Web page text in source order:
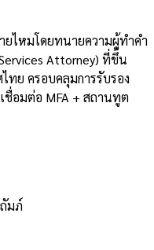
ยไหมโดยทนายความผู้ทำคำ
Attorney) ที่ขึ้น
ทย ครอบคลุมการรับรอง
ชื่อมต่อ MFA + สถานทูต
มภ์